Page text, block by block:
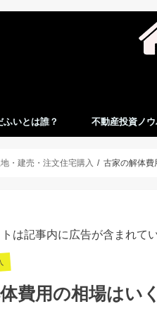
いとは誰？ 不動産投資ノ
・建売・注文住宅購入 古家の解体費
トは記事内に広告が含まれて
費用の相場はい